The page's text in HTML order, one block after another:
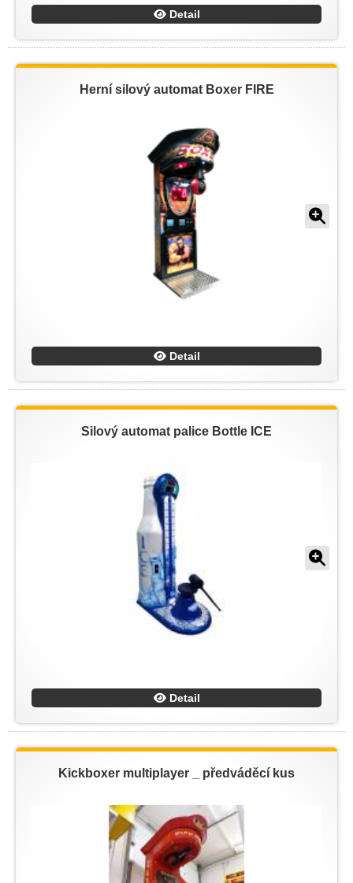
Detail
Herní silový automat Boxer FIRE
Detail
Silový automat palice Bottle ICE
Detail
Kickboxer multiplayer _ předváděcí kus